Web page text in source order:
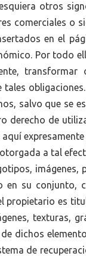
otros
comerciales
en el
Por todo
salvo que se
derecho de
a tal
imágenes,
su
propietario es
texturas,
dichos
de